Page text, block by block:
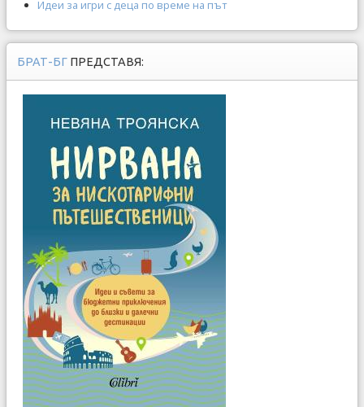
Идеи за игри с деца по време на път
БРАТ-БГ ПРЕДСТАВЯ: